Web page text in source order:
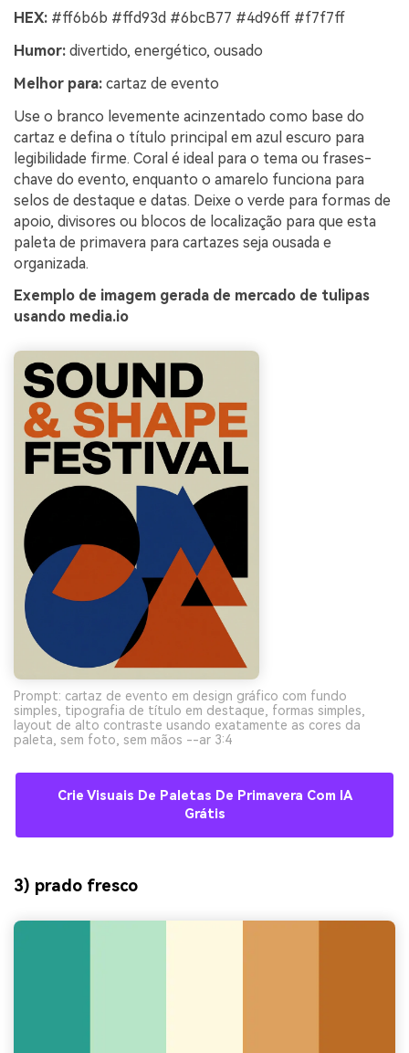
HEX: #ff6b6b #ffd93d #6bcB77 #4d96ff #f7f7ff
Humor: divertido, energético, ousado
Melhor para: cartaz de evento
Use o branco levemente acinzentado como base do
cartaz e defina o título principal em azul escuro para
legibilidade firme. Coral é ideal para o tema ou frases-
chave do evento, enquanto o amarelo funciona para
selos de destaque e datas. Deixe o verde para formas de
apoio, divisores ou blocos de localização para que esta
paleta de primavera para cartazes seja ousada e
organizada.
Exemplo de imagem gerada de mercado de tulipas
usando media.io
Prompt: cartaz de evento em design gráfico com fundo
simples, tipografia de título em destaque, formas simples,
layout de alto contraste usando exatamente as cores da
paleta, sem foto, sem mãos --ar 3:4
Crie Visuais De Paletas De Primavera Com IA
Grátis
3) prado fresco